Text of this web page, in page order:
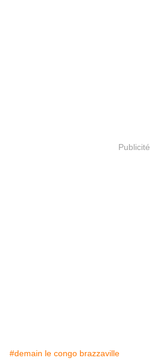
Publicité
#demain le congo brazzaville